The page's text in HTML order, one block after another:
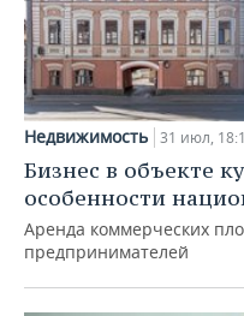
Недвижимость 31 июл,
Бизнес в объекте
особенности
Аренда коммерческих
предпринимателей